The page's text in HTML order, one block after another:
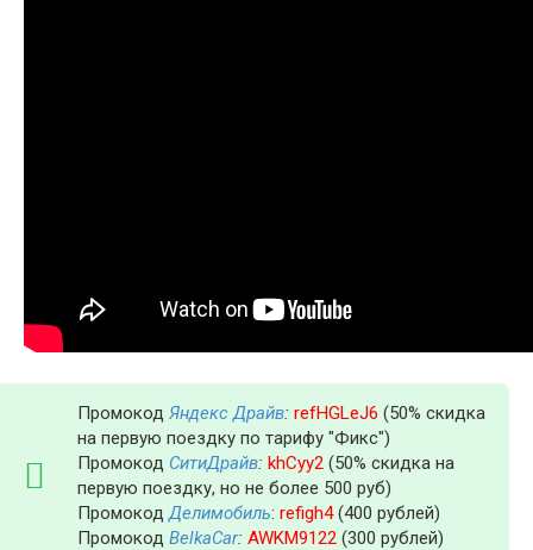
Промокод Яндекс Драйв: refHGLeJ6 (50% скидка
на первую поездку по тарифу "Фикс")
Промокод СитиДрайв: khCyy2 (50% скидка на
первую поездку, но не более 500 руб)
ПромокодДелимобиль: refigh4(400 рублей)
Промокод BelkaCar: AWKM9122 (300 рублей)